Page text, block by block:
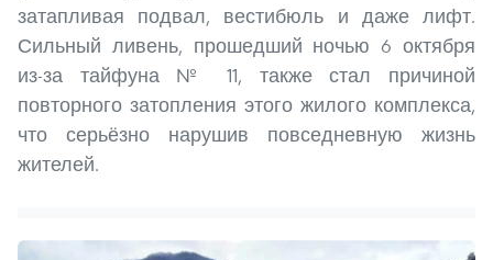
затапливая подвал, вестибюль и даже лифт.
Сильный ливень, прошедший ночью 6 октября
из-за тайфуна № 11, также стал причиной
повторного затопления этого жилого комплекса,
что серьёзно нарушив повседневную жизнь
жителей.